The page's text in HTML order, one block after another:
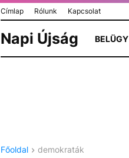
Címlap Rólunk Kapcsolat
Napi Újság BELÜGY
Főoldal demokraták